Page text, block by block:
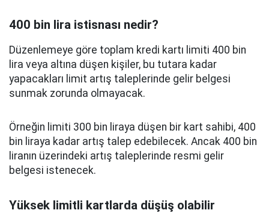
400 bin lira istisnası nedir?
Düzenlemeye göre toplam kredi kartı limiti 400 bin
lira veya altına düşen kişiler, bu tutara kadar
yapacakları limit artış taleplerinde gelir belgesi
sunmak zorunda olmayacak.
Örneğin limiti 300 bin liraya düşen bir kart sahibi, 400
bin liraya kadar artış talep edebilecek. Ancak 400 bin
liranın üzerindeki artış taleplerinde resmi gelir
belgesi istenecek.
Yüksek limitli kartlarda düşüş olabilir